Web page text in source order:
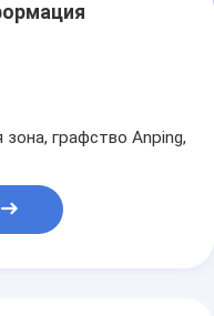
графство Anping,